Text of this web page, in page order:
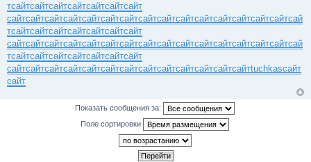
тсайтсайтсайтсайтсайтсайтсайт
сайтсайтсайтсайтсайтсайтсайтсайтсайтсайтсайтсайтсайтсайтсайтсай
тсайтсайтсайтсайтсайтсайтсайт
сайтсайтсайтсайтсайтсайтсайтсайтсайтсайтсайтсайтсайтсайтсайтсай
тсайтсайтсайтсайтсайтсайтсайт
сайтсайтсайтсайтсайтсайтсайтсайтсайтсайтсайтсайтсайтtuchkasсайт
сайт
Показать сообщения за:
Поле сортировки